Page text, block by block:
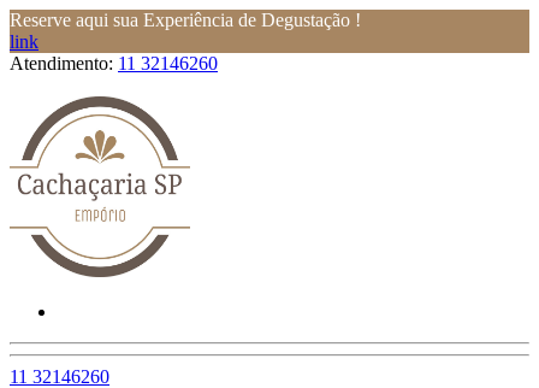
Reserve aqui sua Experiência de Degustação !
link
Atendimento: 11 32146260
11 32146260